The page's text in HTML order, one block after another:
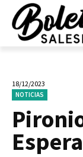
18/12/2023
NOTICIAS